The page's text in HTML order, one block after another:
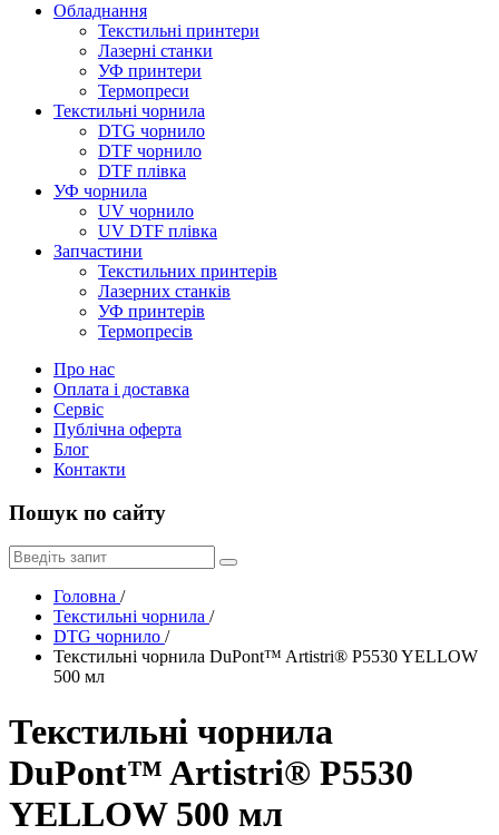
Обладнання
Текстильні принтери
Лазерні станки
УФ принтери
Термопреси
Текстильні чорнила
DTG чорнило
DTF чорнило
DTF плівка
УФ чорнила
UV чорнило
UV DTF плівка
Запчастини
Текстильних принтерів
Лазерних станків
УФ принтерів
Термопресів
Про нас
Оплата і доставка
Сервіс
Публічна оферта
Блог
Контакти
Пошук по сайту
Головна /
Текстильні чорнила /
DTG чорнило /
Текстильні чорнила DuPont™ Artistri® P5530 YELLOW
500 мл
Текстильні чорнила
DuPont™ Artistri® P5530
YELLOW 500 мл